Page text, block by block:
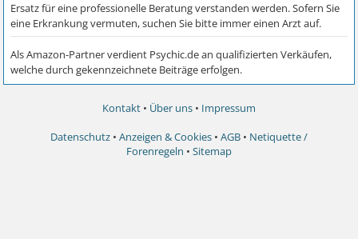
Kontakt • Über uns • Impressum
Datenschutz • Anzeigen & Cookies • AGB • Netiquette /
Forenregeln • Sitemap